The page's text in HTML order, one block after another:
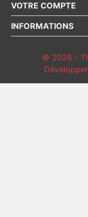
VOTRE COMPTE
INFORMATIONS
© 2026 -